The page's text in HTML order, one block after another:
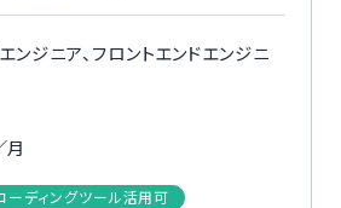
ンジニア、フロントエンドエンジニ
月
ーディングツール活用可